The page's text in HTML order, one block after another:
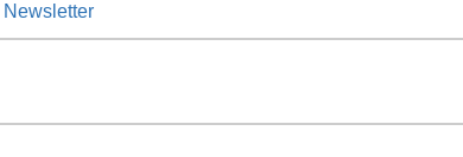
Newsletter